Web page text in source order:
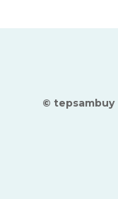
© tepsambuy